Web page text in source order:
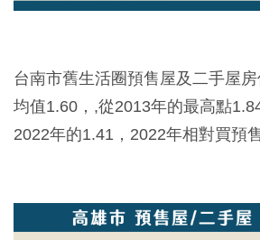
台南市舊生活圈預售屋及二手屋
均值1.60，,從2013年的最高點
2022年的1.41，2022年相對買預